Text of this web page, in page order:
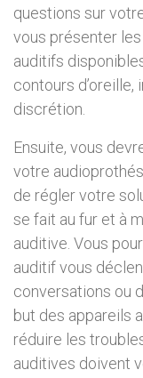
questions sur
vous présenter
auditifs
contours d’oreille,
discrétion.
Ensuite, vous
votre
de régler votre
se fait au fur et à
auditive. Vous
auditif vous
conversations ou
but des appareils
réduire les
auditives doivent